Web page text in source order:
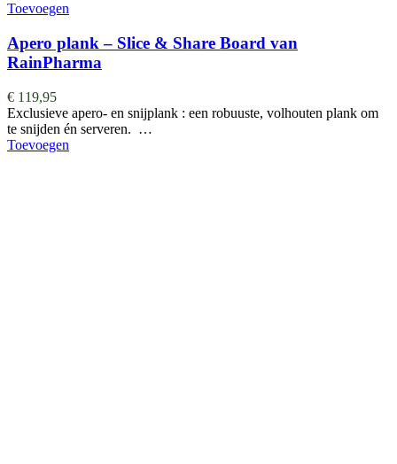
Toevoegen
Apero plank – Slice & Share Board van
RainPharma
€ 119,95
Exclusieve apero- en snijplank : een robuuste, volhouten plank om
te snijden én serveren. …
Toevoegen